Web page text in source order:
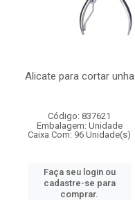
Alicate para cortar unha
Código: 837621
Embalagem: Unidade
Caixa Com: 96 Unidade(s)
Faça seu login ou
cadastre-se para
comprar.